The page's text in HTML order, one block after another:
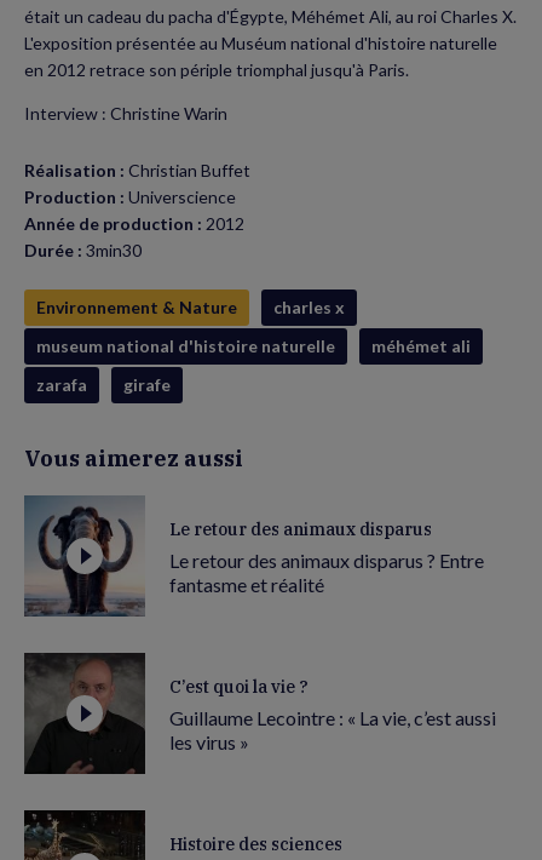
(nouvelle
fenêtre)
(nouvelle
fenêtre)
était un cadeau du pacha d'Égypte, Méhémet Ali, au roi Charles X.
L'exposition présentée au Muséum national d'histoire naturelle
en 2012 retrace son périple triomphal jusqu'à Paris.
Interview : Christine Warin
Réalisation : Christian Buffet
Production : Universcience
Année de production : 2012
Durée : 3min30
Environnement & Nature
charles x
museum national d'histoire naturelle
méhémet ali
zarafa
girafe
Vous aimerez aussi
Le retour des animaux disparus
Le retour des animaux disparus ? Entre
fantasme et réalité
C’est quoi la vie ?
Guillaume Lecointre : « La vie, c’est aussi
les virus »
Histoire des sciences